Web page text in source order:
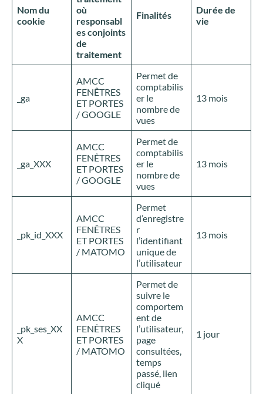
Nom du
cookie
où
responsabl
es conjoints
de
traitement
Finalités
Durée de
vie
_ga
AMCC
FENÊTRES
ET PORTES
/ GOOGLE
Permet de
comptabilis
er le
nombre de
vues
13 mois
_ga_XXX
AMCC
FENÊTRES
ET PORTES
/ GOOGLE
Permet de
comptabilis
er le
nombre de
vues
13 mois
_pk_id_XXX
AMCC
FENÊTRES
ET PORTES
/ MATOMO
Permet
d’enregistre
r
l’identifiant
unique de
l’utilisateur
13 mois
_pk_ses_XX
X
AMCC
FENÊTRES
ET PORTES
/ MATOMO
Permet de
suivre le
comportem
ent de
l’utilisateur,
page
consultées,
temps
passé, lien
cliqué
1 jour